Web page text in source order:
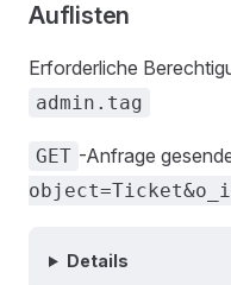
Auflisten
Erforderliche
admin.tag
GET -Anfrage
Details